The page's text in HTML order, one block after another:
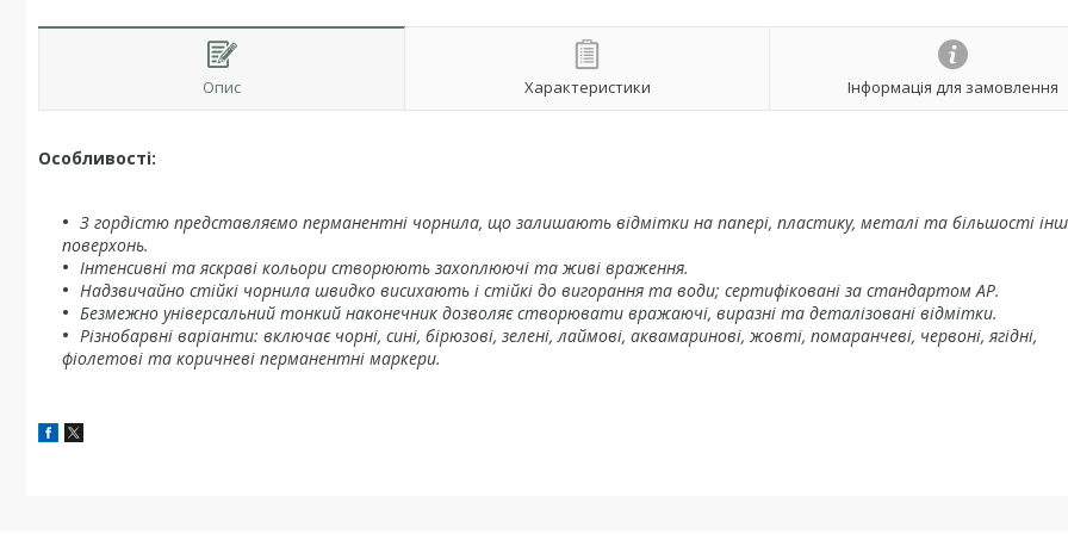
Опис Характеристики Інформація для замовлення
Особливості:
З гордістю представляємо перманентні чорнила, що залишають відмітки на папері, пластику, металі та більшості
поверхонь.
Інтенсивні та яскраві кольори створюють захоплюючі та живі враження.
Надзвичайно стійкі чорнила швидко висихають і стійкі до вигорання та води; сертифіковані за стандартом AP.
Безмежно універсальний тонкий наконечник дозволяє створювати вражаючі, виразні та деталізовані відмітки.
Різнобарвні варіанти: включає чорні, сині, бірюзові, зелені, лаймові, аквамаринові, жовті, помаранчеві, червоні, ягідні,
фіолетові та коричневі перманентні маркери.